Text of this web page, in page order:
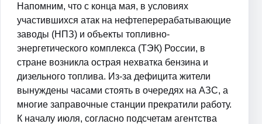
Напомним, что с конца мая, в условиях
участившихся атак на нефтеперерабатывающие
заводы (НПЗ) и объекты топливно-
энергетического комплекса (ТЭК) России, в
стране возникла острая нехватка бензина и
дизельного топлива. Из-за дефицита жители
вынуждены часами стоять в очередях на АЗС, а
многие заправочные станции прекратили работу.
К началу июля, согласно подсчетам агентства